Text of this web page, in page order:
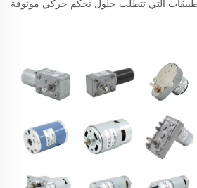
التي تتطلب حلول تحكم حركي موثوقة